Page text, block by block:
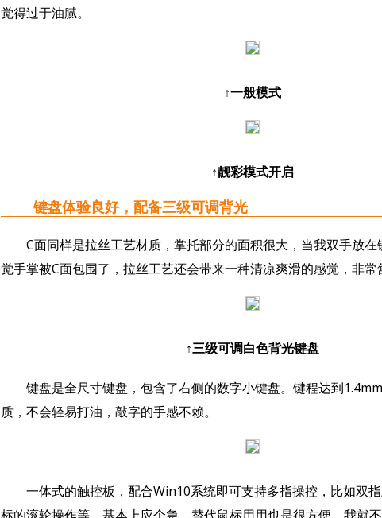
觉得过于油腻。
↑一般模式
↑靓彩模式开启
键盘体验良好，配备三级可调背光
C面同样是拉丝工艺材质，掌托部分的面积很大，当我双手放在
觉手掌被C面包围了，拉丝工艺还会带来一种清凉爽滑的感觉，非常
↑三级可调白色背光键盘
键盘是全尺寸键盘，包含了右侧的数字小键盘。键程达到
质，不会轻易打油，敲字的手感不赖。
一体式的触控板，配合Win10系统即可支持多指操控，比如双指